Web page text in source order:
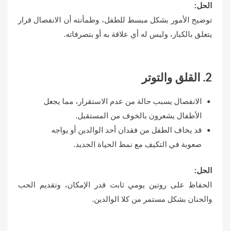
الحل:
توضيح الأمور بشكل مبسط للطفل، وطمأنته أن الانفصال قرار
يتعلق بالكبار، وليس له أي علاقة به أو بتصرفاته.
2. القلق والتوتر
الانفصال يسبب حالة من عدم الاستقرار، مما يجعل
الأطفال يشعرون بالخوف من المستقبل.
قد يخاف الطفل من فقدان أحد الوالدين أو يواجه
صعوبة في التكيف مع نمط الحياة الجديد.
الحل:
الحفاظ على روتين يومي ثابت قدر الإمكان، وتقديم الحب
والحنان بشكل مستمر من كلا الوالدين.